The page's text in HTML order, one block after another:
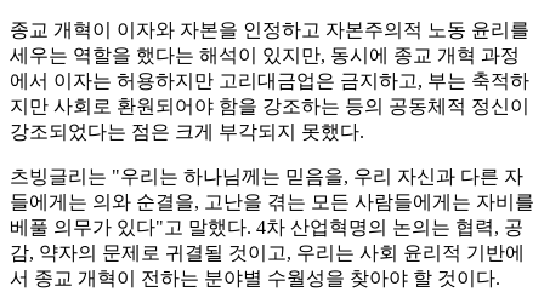
종교 개혁이 이자와 자본을 인정하고 자본주의적 노동 윤리를
세우는 역할을 했다는 해석이 있지만, 동시에 종교 개혁 과정
에서 이자는 허용하지만 고리대금업은 금지하고, 부는 축적하
지만 사회로 환원되어야 함을 강조하는 등의 공동체적 정신이
강조되었다는 점은 크게 부각되지 못했다.
츠빙글리는 "우리는 하나님께는 믿음을, 우리 자신과 다른 자
들에게는 의와 순결을, 고난을 겪는 모든 사람들에게는 자비를
베풀 의무가 있다"고 말했다. 4차 산업혁명의 논의는 협력, 공
감, 약자의 문제로 귀결될 것이고, 우리는 사회 윤리적 기반에
서 종교 개혁이 전하는 분야별 수월성을 찾아야 할 것이다.